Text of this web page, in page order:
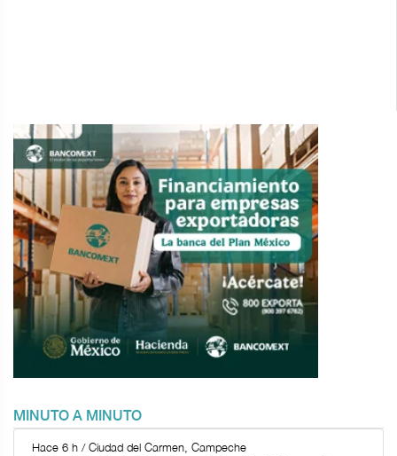
MINUTO A MINUTO
Hace 6 h / Ciudad del Carmen, Campeche